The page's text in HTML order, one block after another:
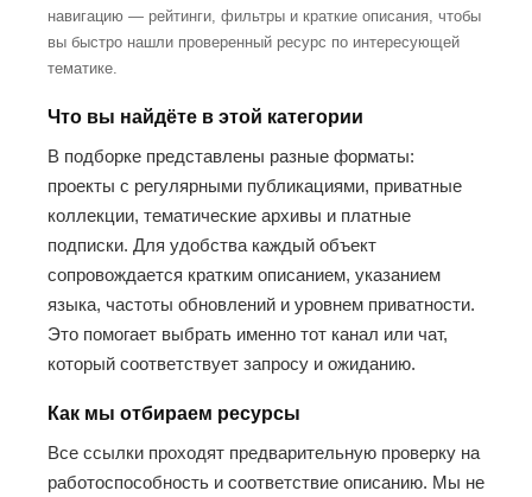
навигацию — рейтинги, фильтры и краткие описания, чтобы
вы быстро нашли проверенный ресурс по интересующей
тематике.
Что вы найдёте в этой категории
В подборке представлены разные форматы:
проекты с регулярными публикациями, приватные
коллекции, тематические архивы и платные
подписки. Для удобства каждый объект
сопровождается кратким описанием, указанием
языка, частоты обновлений и уровнем приватности.
Это помогает выбрать именно тот канал или чат,
который соответствует запросу и ожиданию.
Как мы отбираем ресурсы
Все ссылки проходят предварительную проверку на
работоспособность и соответствие описанию. Мы не